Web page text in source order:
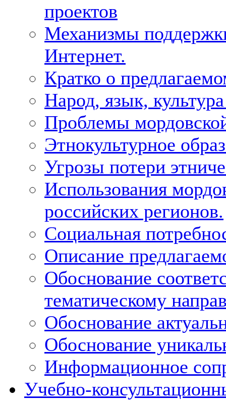
проектов
Механизмы
Интернет.
Кратко о
Народ, язык,
Проблемы
Этнокультурное
Угрозы потери
Использования
российских регионов.
Социальная
Описание
Обоснование
тематическому
Обоснование
Обоснование
Информационное
Учебно-